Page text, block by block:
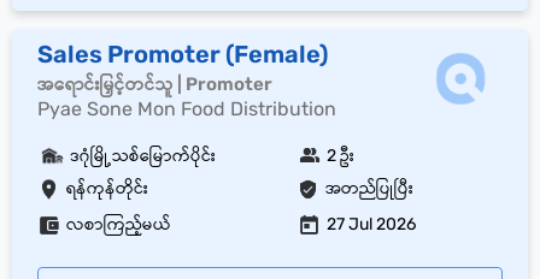
Sales Promoter (Female)
အရောင်းမြှင့်တင်သူ | Promoter
Pyae Sone Mon Food Distribution
ရန်ကုန်တိုင်း အတည်ပြုပြီး
ဒဂုံမြို့သစ်မြောက်ပိုင်း 2 ဦး
လစာကြည့်မယ် 27 Jul 2026